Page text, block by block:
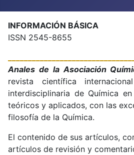
INFORMACIÓN BÁSICA
ISSN 2545-8655
Anales de la Asociación
revista científica
interdisciplinaria de Química
teóricos y aplicados, con las
filosofía de la Química.
El contenido de sus artículos,
artículos de revisión y